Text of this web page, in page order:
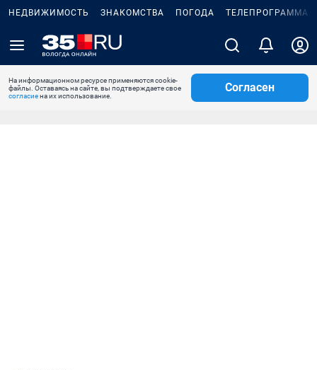
НЕДВИЖИМОСТЬ ЗНАКОМСТВА ПОГОДА ТЕЛЕПРОГРАММА
На информационном ресурсе применяются cookie-
файлы. Оставаясь на сайте, вы подтверждаете свое
согласиена их использование.
Согласен